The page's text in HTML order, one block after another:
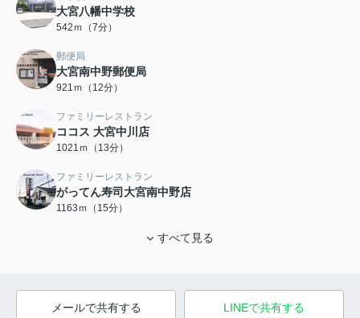
大宮八幡中学校
542ｍ（7分）
郵便局
大宮南中野郵便局
921ｍ（12分）
ファミリーレストラン
ココス 大宮中川店
1021ｍ（13分）
ファミリーレストラン
がってん寿司大宮南中野店
1163ｍ（15分）
すべて見る
メールで共有する LINEで共有する